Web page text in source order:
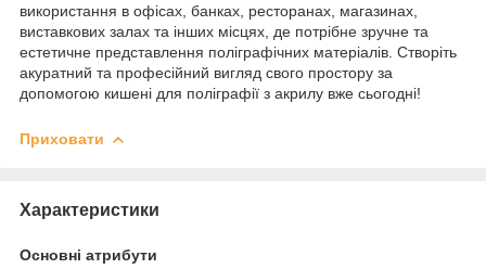
використання в офісах, банках, ресторанах, магазинах,
виставкових залах та інших місцях, де потрібне зручне та
естетичне представлення поліграфічних матеріалів. Створіть
акуратний та професійний вигляд свого простору за
допомогою кишені для поліграфії з акрилу вже сьогодні!
Приховати
Характеристики
Основні атрибути